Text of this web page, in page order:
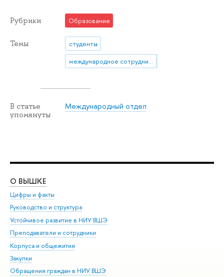
Рубрики Образование
Темы
студенты
международное сотрудничество
В статье
упомянуты
Международный отдел
О ВЫШКЕ
Цифры и факты
Руководство и структура
Устойчивое развитие в НИУ ВШЭ
Преподаватели и сотрудники
Корпуса и общежития
Закупки
Обращения граждан в НИУ ВШЭ